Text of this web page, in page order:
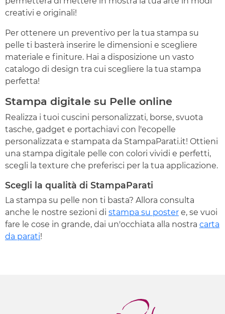
creativi e originali!
Per ottenere un preventivo per la tua stampa su
pelle ti basterà inserire le dimensioni e scegliere
materiale e finiture. Hai a disposizione un vasto
catalogo di design tra cui scegliere la tua stampa
perfetta!
Stampa digitale su Pelle online
Realizza i tuoi cuscini personalizzati, borse, svuota
tasche, gadget e portachiavi con l'ecopelle
personalizzata e stampata da StampaParati.it! Ottieni
una stampa digitale pelle con colori vividi e perfetti,
scegli la texture che preferisci per la tua applicazione.
Scegli la qualità di StampaParati
La stampa su pelle non ti basta? Allora consulta
anche le nostre sezioni di stampa su poster e, se vuoi
fare le cose in grande, dai un'occhiata alla nostra carta
da parati!